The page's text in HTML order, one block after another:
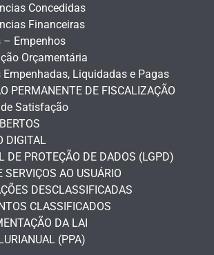
Concedidas
Financeiras
– Empenhos
Orçamentária
Empenhadas, Liquidadas e Pagas
PERMANENTE DE FISCALIZAÇÃO
Satisfação
DIGITAL
DE PROTEÇÃO DE DADOS (LGPD)
SERVIÇOS AO USUÁRIO
DESCLASSIFICADAS
CLASSIFICADOS
DA LAI
(PPA)